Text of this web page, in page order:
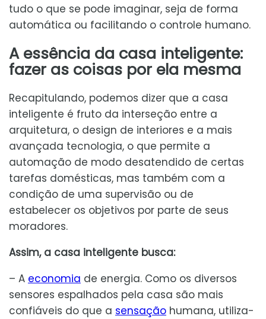
tudo o que se pode imaginar, seja de forma
automática ou facilitando o controle humano.
A essência da casa inteligente:
fazer as coisas por ela mesma
Recapitulando, podemos dizer que a casa
inteligente é fruto da interseção entre a
arquitetura, o design de interiores e a mais
avançada tecnologia, o que permite a
automação de modo desatendido de certas
tarefas domésticas, mas também com a
condição de uma supervisão ou de
estabelecer os objetivos por parte de seus
moradores.
Assim, a casa inteligente busca:
– A economia de energia. Como os diversos
sensores espalhados pela casa são mais
confiáveis do que a sensação humana, utiliza-